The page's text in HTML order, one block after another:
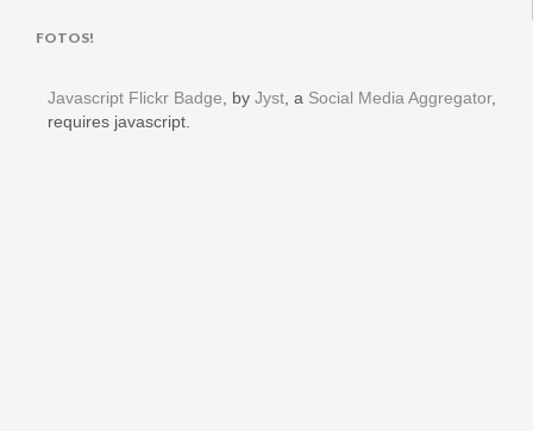
FOTOS!
Javascript Flickr Badge , by Jyst , a Social Media Aggregator,
requires javascript.